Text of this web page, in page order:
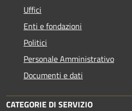
Uffici
Enti e fondazioni
Politici
Personale Amministrativo
Documenti e dati
CATEGORIE DI SERVIZIO